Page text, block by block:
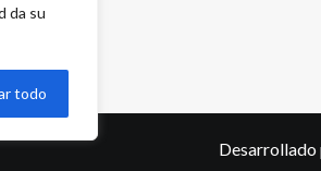
da su
todo
Desarrollado